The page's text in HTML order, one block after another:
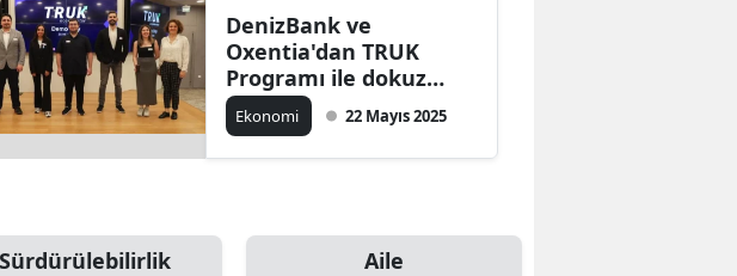
DenizBank ve
Oxentia'dan TRUK
Programı ile dokuz
mezun
Ekonomi 22 Mayıs 2025
Sürdürülebilirlik
Aile